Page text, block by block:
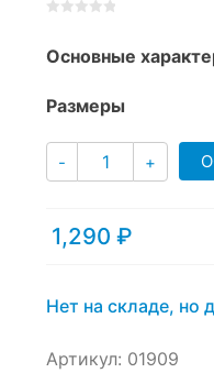
of
on
Основные
Размеры
- Количество
+
1,290 ₽
Нет на складе, но
Артикул: 01909